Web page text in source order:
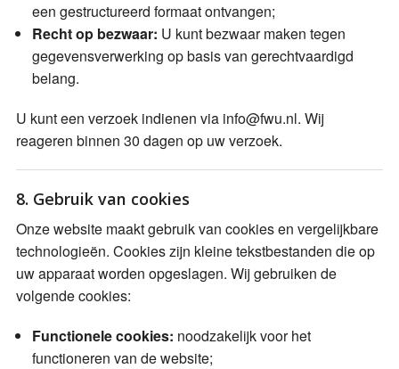
een gestructureerd formaat ontvangen;
Recht op bezwaar: U kunt bezwaar maken tegen
gegevensverwerking op basis van gerechtvaardigd
belang.
U kunt een verzoek indienen via info@fwu.nl. Wij
reageren binnen 30 dagen op uw verzoek.
8. Gebruik van cookies
Onze website maakt gebruik van cookies en vergelijkbare
technologieën. Cookies zijn kleine tekstbestanden die op
uw apparaat worden opgeslagen. Wij gebruiken de
volgende cookies:
Functionele cookies: noodzakelijk voor het
functioneren van de website;